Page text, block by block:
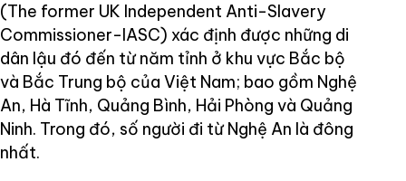
(The former UK Independent Anti-Slavery
Commissioner-IASC) xác định được những di
dân lậu đó đến từ năm tỉnh ở khu vực Bắc bộ
và Bắc Trung bộ của Việt Nam; bao gồm Nghệ
An, Hà Tĩnh, Quảng Bình, Hải Phòng và Quảng
Ninh. Trong đó, số người đi từ Nghệ An là đông
nhất.